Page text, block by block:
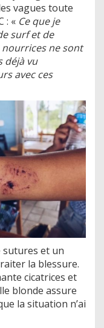
vagues toute
: « Ce que je
surf et de
nourrices ne sont
déjà vu
avec ces
sutures et un
la blessure.
cicatrices et
blonde assure
la situation n’ai